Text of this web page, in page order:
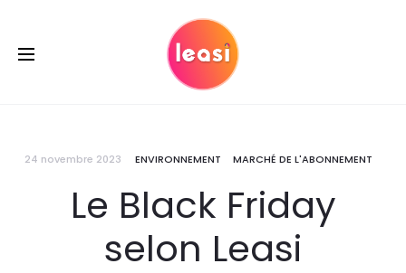
24 novembre 2023 ENVIRONNEMENT MARCHÉ DE L'ABONNEMENT
Le Black Friday
selon Leasi